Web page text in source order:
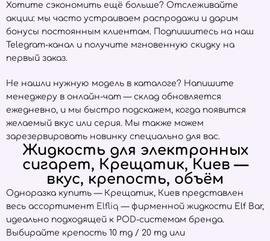
Хотите сэкономить ещё больше? Отслеживайте
акции: мы часто устраиваем распродажи и дарим
бонусы постоянным клиентам. Подпишитесь на наш
Telegram-канал и получите мгновенную скидку на
первый заказ.
Не нашли нужную модель в каталоге? Напишите
менеджеру в онлайн-чат — склад обновляется
ежедневно, и мы быстро подскажем, когда появится
желаемый вкус или серия. Мы также можем
зарезервировать новинку специально для вас.
Жидкость для электронных
сигарет, Крещатик, Киев —
вкус, крепость, объём
Одноразка купить — Крещатик, Киев представлен
весь ассортимент Elfliq — фирменной жидкости Elf Bar,
идеально подходящей к POD-системам бренда.
Выбирайте крепость 10 mg / 20 mg или